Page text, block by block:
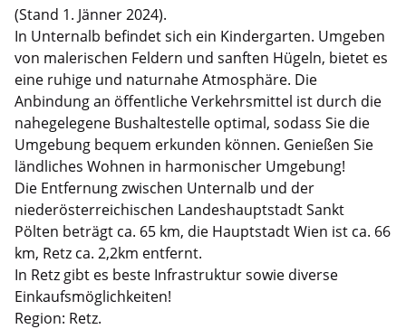
(Stand 1. Jänner 2024).
In Unternalb befindet sich ein Kindergarten. Umgeben
von malerischen Feldern und sanften Hügeln, bietet es
eine ruhige und naturnahe Atmosphäre. Die
Anbindung an öffentliche Verkehrsmittel ist durch die
nahegelegene Bushaltestelle optimal, sodass Sie die
Umgebung bequem erkunden können. Genießen Sie
ländliches Wohnen in harmonischer Umgebung!
Die Entfernung zwischen Unternalb und der
niederösterreichischen Landeshauptstadt Sankt
Pölten beträgt ca. 65 km, die Hauptstadt Wien ist ca. 66
km, Retz ca. 2,2km entfernt.
In Retz gibt es beste Infrastruktur sowie diverse
Einkaufsmöglichkeiten!
Region: Retz.